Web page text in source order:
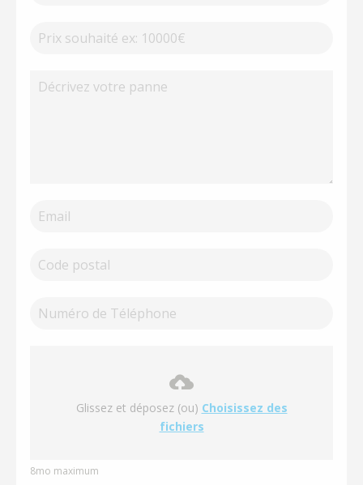
Glissez et déposez (ou) Choisissez des
fichiers
8mo maximum